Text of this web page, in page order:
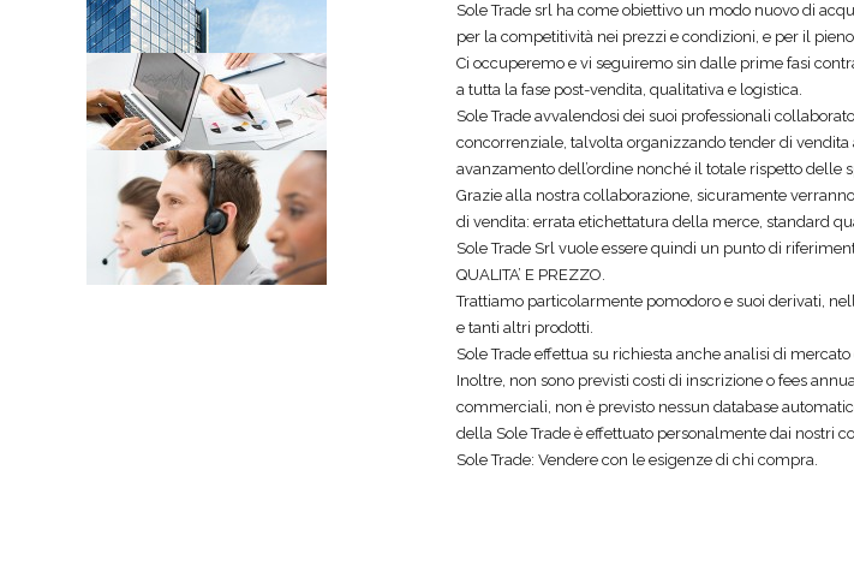
Sole Trade srl ha come obiettivo un modo nuovo di
per la competitività nei prezzi e condizioni, e per il
Ci occuperemo e vi seguiremo sin dalle prime fasi
a tutta la fase post-vendita, qualitativa e logistica.
Sole Trade avvalendosi dei suoi professionali
concorrenziale, talvolta organizzando tender di
avanzamento dell’ordine nonché il totale rispetto delle
Grazie alla nostra collaborazione, sicuramente
di vendita: errata etichettatura della merce, standard
Sole Trade Srl vuole essere quindi un punto di
QUALITA’ E PREZZO.
Trattiamo particolarmente pomodoro e suoi derivati,
e tanti altri prodotti.
Sole Trade effettua su richiesta anche analisi di
Inoltre, non sono previsti costi di inscrizione o fees
commerciali, non è previsto nessun database
della Sole Trade è effettuato personalmente dai nostri
Sole Trade: Vendere con le esigenze di chi compra.